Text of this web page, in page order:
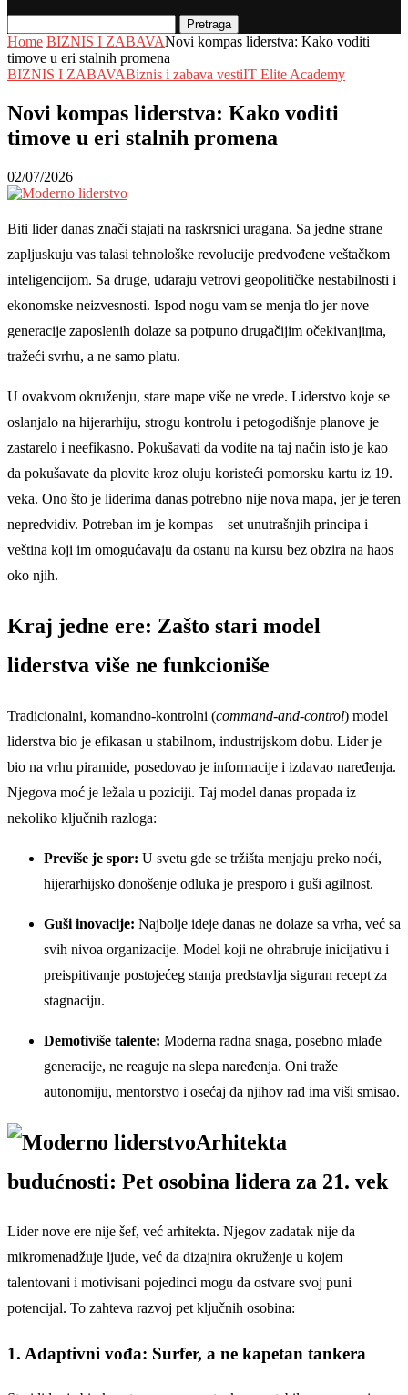
Pretraga
Home BIZNIS I ZABAVANovi kompas liderstva: Kako voditi
timove u eri stalnih promena
BIZNIS I ZABAVABiznis i zabava vestiIT Elite Academy
Novi kompas liderstva: Kako voditi
timove u eri stalnih promena
02/07/2026
Biti lider danas znači stajati na raskrsnici uragana. Sa jedne strane
zapljuskuju vas talasi tehnološke revolucije predvođene veštačkom
inteligencijom. Sa druge, udaraju vetrovi geopolitičke nestabilnosti i
ekonomske neizvesnosti. Ispod nogu vam se menja tlo jer nove
generacije zaposlenih dolaze sa potpuno drugačijim očekivanjima,
tražeći svrhu, a ne samo platu.
U ovakvom okruženju, stare mape više ne vrede. Liderstvo koje se
oslanjalo na hijerarhiju, strogu kontrolu i petogodišnje planove je
zastarelo i neefikasno. Pokušavati da vodite na taj način isto je kao
da pokušavate da plovite kroz oluju koristeći pomorsku kartu iz 19.
veka. Ono što je liderima danas potrebno nije nova mapa, jer je teren
nepredvidiv. Potreban im je kompas – set unutrašnjih principa i
veština koji im omogućavaju da ostanu na kursu bez obzira na haos
oko njih.
Kraj jedne ere: Zašto stari model
liderstva više ne funkcioniše
Tradicionalni, komandno-kontrolni (command-and-control) model
liderstva bio je efikasan u stabilnom, industrijskom dobu. Lider je
bio na vrhu piramide, posedovao je informacije i izdavao naređenja.
Njegova moć je ležala u poziciji. Taj model danas propada iz
nekoliko ključnih razloga:
Previše je spor: U svetu gde se tržišta menjaju preko noći,
hijerarhijsko donošenje odluka je presporo i guši agilnost.
Guši inovacije: Najbolje ideje danas ne dolaze sa vrha, već sa
svih nivoa organizacije. Model koji ne ohrabruje inicijativu i
preispitivanje postojećeg stanja predstavlja siguran recept za
stagnaciju.
Demotiviše talente: Moderna radna snaga, posebno mlađe
generacije, ne reaguje na slepa naređenja. Oni traže
autonomiju, mentorstvo i osećaj da njihov rad ima viši smisao.
Arhitekta
budućnosti: Pet osobina lidera za 21. vek
Lider nove ere nije šef, već arhitekta. Njegov zadatak nije da
mikromenadžuje ljude, već da dizajnira okruženje u kojem
talentovani i motivisani pojedinci mogu da ostvare svoj puni
potencijal. To zahteva razvoj pet ključnih osobina:
1. Adaptivni vođa: Surfer, a ne kapetan tankera